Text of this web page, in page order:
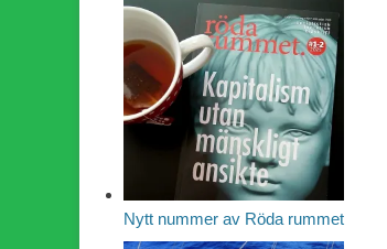
Nytt nummer av Röda rummet